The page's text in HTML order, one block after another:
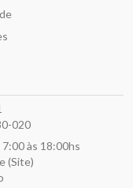
020
às 18:00hs
(Site)